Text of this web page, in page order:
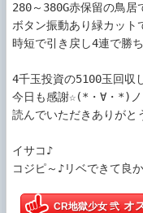
280～380G赤保留の鳥居
ボタン振動あり緑カット
時短で引き戻し4連で勝
4千玉投資の5100玉回収
今日も感謝☆(*・∀・*)ノ
読んでいただきありが
イサコ♪
コジピ～♪リベできて良
CR地獄少女 弐 オ